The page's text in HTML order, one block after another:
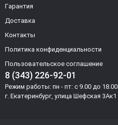
Гарантия
Доставка
Контакты
Политика конфиденциальности
Пользовательское соглашение
8 (343) 226-92-01
Режим работы: пн - пт: с 9.00 до 18.00
г. Екатеринбург, улица Шефская 3Ак1